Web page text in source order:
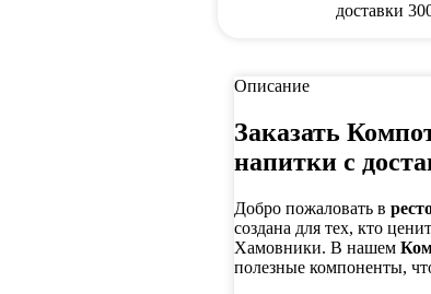
доставки
Описание
Заказать
напитки с
Добро пожаловать в
создана для тех, кто
Хамовники. В нашем
полезные компоненты,